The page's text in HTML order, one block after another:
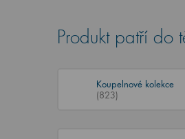
Produkt patří do
Koupelnové kolekce
(823)